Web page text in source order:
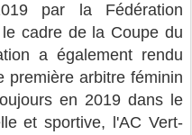
par la Fédération
cadre de la Coupe du
a également rendu
première arbitre féminin
en 2019 dans le
et sportive, l'AC Vert-